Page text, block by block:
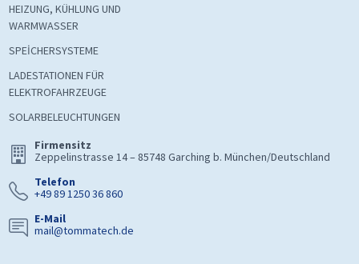
HEIZUNG, KÜHLUNG UND
WARMWASSER
SPEİCHERSYSTEME
LADESTATIONEN FÜR
ELEKTROFAHRZEUGE
SOLARBELEUCHTUNGEN
Firmensitz
Zeppelinstrasse 14 – 85748 Garching b. München/Deutschland
Telefon
+49 89 1250 36 860
E-Mail
mail@tommatech.de